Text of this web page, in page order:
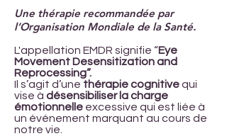
Une thérapie recommandée par
l’Organisation Mondiale de la Santé.
L'appellation EMDR signifie “Eye
Movement Desensitization and
Reprocessing”.
Il s’agit d’une thérapie cognitivequi
vise à désensibiliser la charge
émotionnelle excessive qui est liée à
un événement marquant au cours de
notre vie.